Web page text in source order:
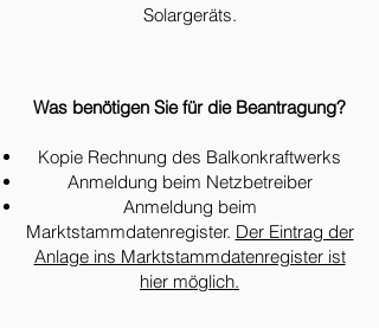
Solargeräts.
Was benötigen Sie für die Beantragung?
​Kopie Rechnung des Balkonkraftwerks
Anmeldung beim Netzbetreiber
Anmeldung beim
Marktstammdatenregister. Der Eintrag der
Anlage ins Marktstammdatenregister ist
hier möglich.